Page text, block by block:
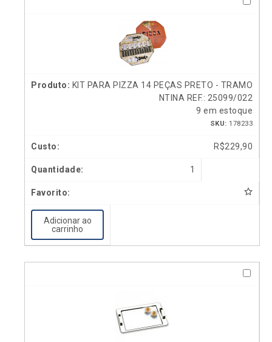
KIT PARA PIZZA 14 PEÇAS PRETO - TRAMO
NTINA REF.: 25099/022
9 em estoque
SKU: 178233
R$229,90
1
Adicionar ao
carrinho